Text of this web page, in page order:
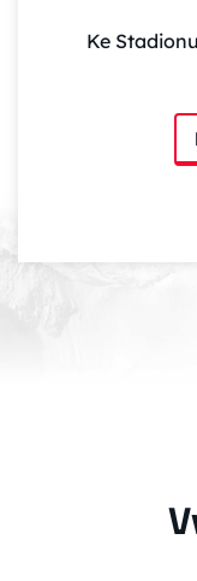
Ke